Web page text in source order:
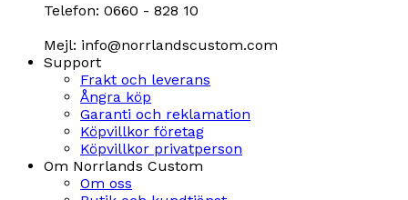
Telefon: 0660 - 828 10
Mejl: info@norrlandscustom.com
Support
Frakt och leverans
Ångra köp
Garanti och reklamation
Köpvillkor företag
Köpvillkor privatperson
Om Norrlands Custom
Om oss